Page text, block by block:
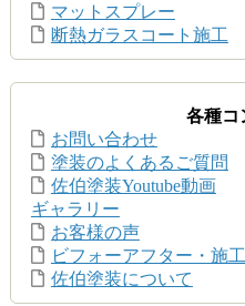
マットスプレー
断熱ガラスコート施工
各種コ
お問い合わせ
塗装のよくあるご質問
佐伯塗装Youtube動画
ギャラリー
お客様の声
ビフォーアフター・施
佐伯塗装について